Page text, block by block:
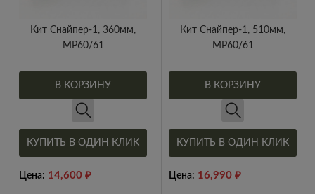
Кит Снайпер-1, 360мм,
МР60/61
В КОРЗИНУ
КУПИТЬ В ОДИН КЛИК
Цена: 14,600 ₽
Кит Снайпер-1, 510мм,
МР60/61
В КОРЗИНУ
КУПИТЬ В ОДИН КЛИК
Цена: 16,990 ₽